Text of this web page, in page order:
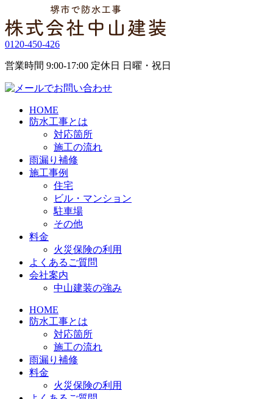
0120-450-426
営業時間 9:00-17:00 定休日 日曜・祝日
HOME
防水工事とは
対応箇所
施工の流れ
雨漏り補修
施工事例
住宅
ビル・マンション
駐車場
その他
料金
火災保険の利用
よくあるご質問
会社案内
中山建装の強み
HOME
防水工事とは
対応箇所
施工の流れ
雨漏り補修
料金
火災保険の利用